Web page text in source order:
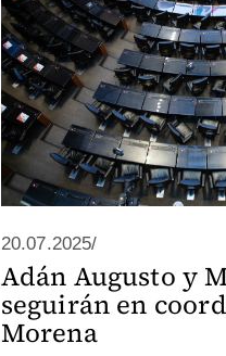
20.07.2025/
Adán Augusto y
seguirán en
Morena